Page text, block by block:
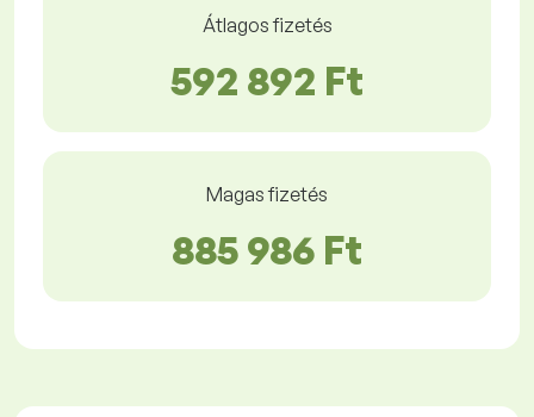
Átlagos fizetés
592 892 Ft
Magas fizetés
885 986 Ft